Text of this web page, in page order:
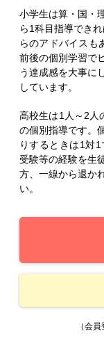
小学生は算・国・
ら1科目指導でき
らのアドバイスも
前後の個別学習で
う達成感を大事に
しています。
高校生は1人～2人
の個別指導です。
りするときは1対
受験等の経験を生
方、一線から退か
い。
（会